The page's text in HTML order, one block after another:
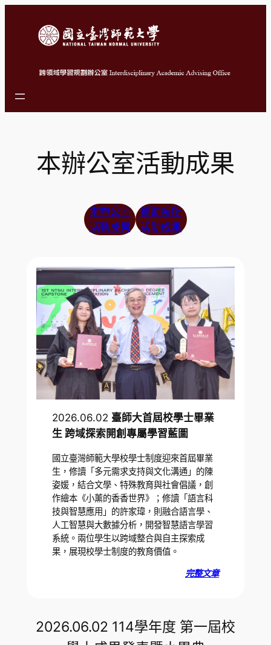
本辦公室活動成果
本辦公室
活動成果
補助系所
活動成果
2026.06.02 臺師大首屆校學士畢業
生 跨域探索開創專屬學習藍圖
國立臺灣師範大學校學士制度迎來首屆畢業
生，修讀「多元需求支持與文化溝通」的陳
姿媛，結合文學、特殊教育與社會倡議，創
作繪本《小薰的香香世界》；修讀「語言科
技與智慧應用」的許家瑋，則融合語言學、
人工智慧與大數據分析，開發智慧語言學習
系統。兩位學生以跨域整合與自主探索成
果，展現校學士制度的教育價值。
完整文章
2026.06.02 114學年度 第一屆校